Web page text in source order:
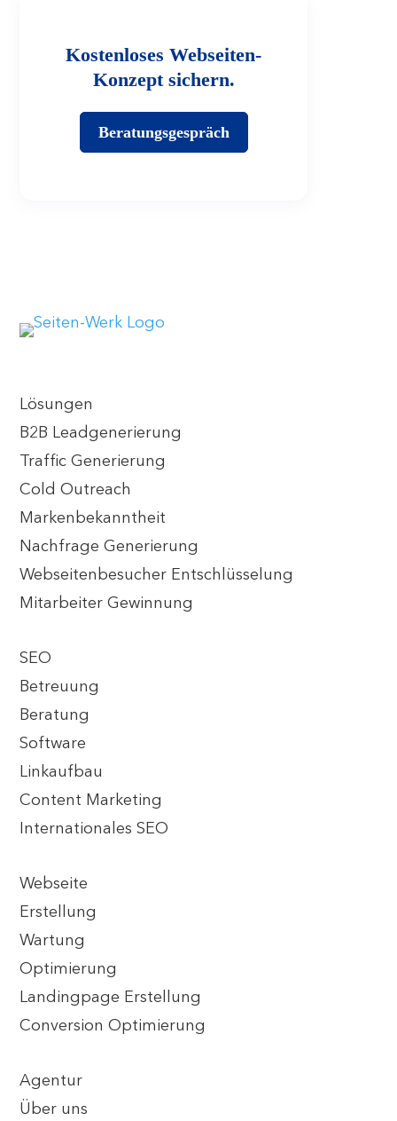
Kostenloses Webseiten-
Konzept sichern.
Beratungsgespräch
Lösungen
B2B Leadgenerierung
Traffic Generierung
Cold Outreach
Markenbekanntheit
Nachfrage Generierung
Webseitenbesucher Entschlüsselung
Mitarbeiter Gewinnung
SEO
Betreuung
Beratung
Software
Linkaufbau
Content Marketing
Internationales SEO
Webseite
Erstellung
Wartung
Optimierung
Landingpage Erstellung
Conversion Optimierung
Agentur
Über uns